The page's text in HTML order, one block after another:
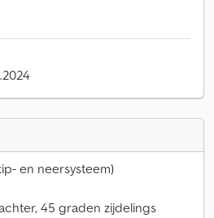
en neersysteem)
45 graden zijdelings